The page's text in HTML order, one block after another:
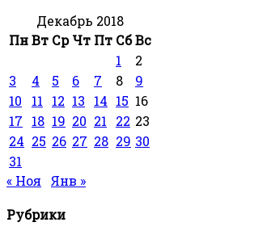
Декабрь 2018
ПнВт Ср Чт Пт СбВс
1
2
3
4 5 6 7 8
9
10
11 12 13 14 15 16
17
18 19 20 21 22 23
24 25 26 27 28 29 30
31
« Ноя
Янв »
Рубрики